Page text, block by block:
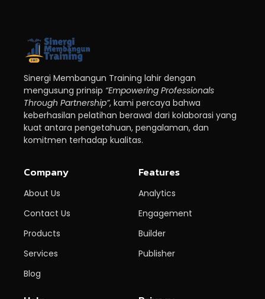
Sinergi Membangun Training lahir dengan
mengusung prinsip “Empowering Professionals
Through Partnership”, kami percaya bahwa
keberhasilan pelatihan berawal dari kolaborasi yang
kuat antara pengetahuan, pengalaman, dan
komitmen terhadap kualitas.
Company
About Us
Contact Us
Products
Services
Blog
Features
Analytics
Engagement
Builder
Publisher